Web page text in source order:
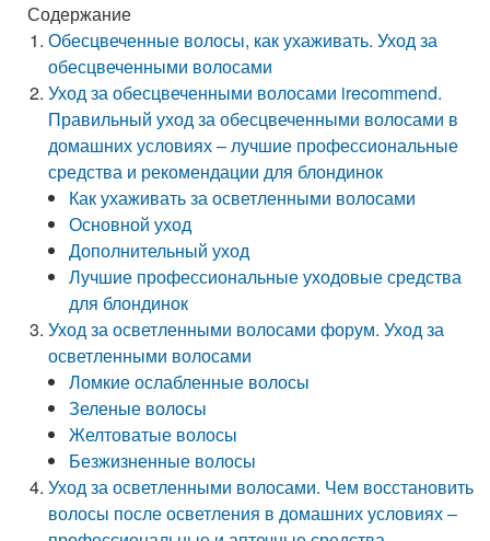
Содержание
Обесцвеченные волосы, как ухаживать. Уход за
обесцвеченными волосами
Уход за обесцвеченными волосами irecommend.
Правильный уход за обесцвеченными волосами в
домашних условиях – лучшие профессиональные
средства и рекомендации для блондинок
Как ухаживать за осветленными волосами
Основной уход
Дополнительный уход
Лучшие профессиональные уходовые средства
для блондинок
Уход за осветленными волосами форум. Уход за
осветленными волосами
Ломкие ослабленные волосы
Зеленые волосы
Желтоватые волосы
Безжизненные волосы
Уход за осветленными волосами. Чем восстановить
волосы после осветления в домашних условиях –